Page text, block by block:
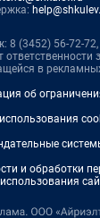
8 (3452) 56-72-72,
ответственности
в
об
и обработки